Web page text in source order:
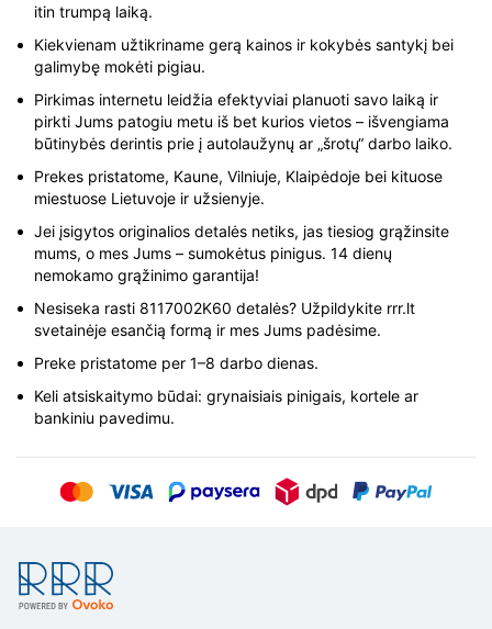
itin trumpą laiką.
Kiekvienam užtikriname gerą kainos ir kokybės santykį bei
galimybę mokėti pigiau.
Pirkimas internetu leidžia efektyviai planuoti savo laiką ir
pirkti Jums patogiu metu iš bet kurios vietos – išvengiama
būtinybės derintis prie į autolaužynų ar „šrotų“ darbo laiko.
Prekes pristatome, Kaune, Vilniuje, Klaipėdoje bei kituose
miestuose Lietuvoje ir užsienyje.
Jei įsigytos originalios detalės netiks, jas tiesiog grąžinsite
mums, o mes Jums – sumokėtus pinigus. 14 dienų
nemokamo grąžinimo garantija!
Nesiseka rasti 8117002K60 detalės? Užpildykite rrr.lt
svetainėje esančią formą ir mes Jums padėsime.
Preke pristatome per 1–8 darbo dienas.
Keli atsiskaitymo būdai: grynaisiais pinigais, kortele ar
bankiniu pavedimu.